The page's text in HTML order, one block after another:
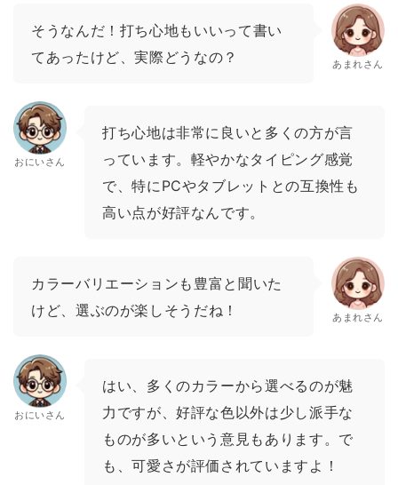
そうなんだ！打ち心地もいいって書い
てあったけど、実際どうなの？
あまれさん
おにいさん
打ち心地は非常に良いと多くの方が言
っています。軽やかなタイピング感覚
で、特にPCやタブレットとの互換性も
高い点が好評なんです。
カラーバリエーションも豊富と聞いた
けど、選ぶのが楽しそうだね！
あまれさん
おにいさん
はい、多くのカラーから選べるのが魅
力ですが、好評な色以外は少し派手な
ものが多いという意見もあります。で
も、可愛さが評価されていますよ！